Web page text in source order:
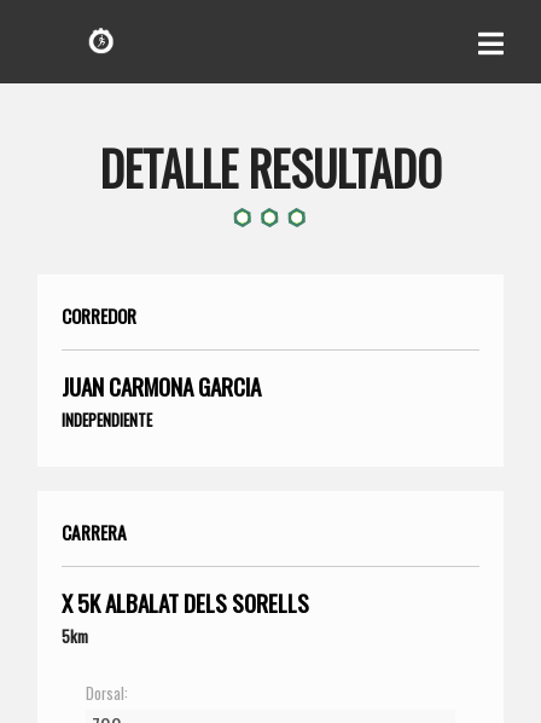
DETALLE RESULTADO
CORREDOR
JUAN CARMONA GARCIA
INDEPENDIENTE
CARRERA
X 5K ALBALAT DELS SORELLS
5km
Dorsal: